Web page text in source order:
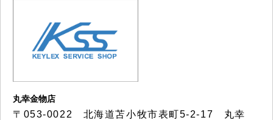
丸幸金物店
〒053-0022 北海道苫小牧市表町5-2-17 丸幸